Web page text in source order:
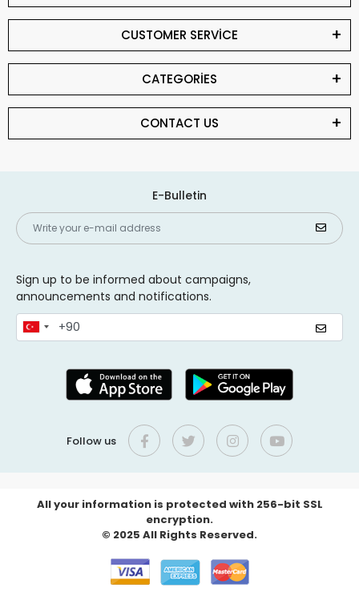
CUSTOMER SERVİCE
CATEGORİES
CONTACT US
E-Bulletin
Sign up to be informed about campaigns,
announcements and notifications.
Follow us
All your information is protected with 256-bit SSL
encryption.
© 2025 All Rights Reserved.